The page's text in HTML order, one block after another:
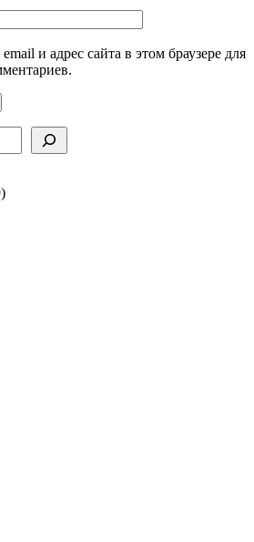
и адрес сайта в этом браузере для